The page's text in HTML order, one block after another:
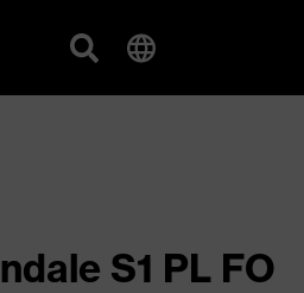
S1 PL FO